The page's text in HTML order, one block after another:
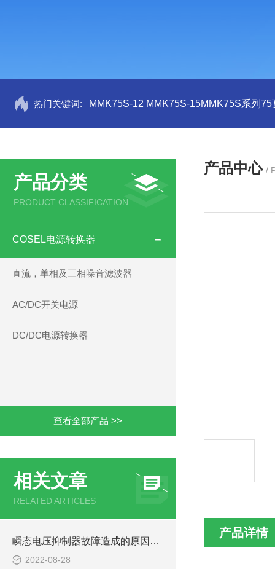
热门关键词: MMK75S-12 MMK75S-15MMK75S系列
产品分类
PRODUCT CLASSIFICATION
COSEL电源转换器
直流，单相及三相噪音滤波器
AC/DC开关电源
DC/DC电源转换器
查看全部产品 >>
相关文章
RELATED ARTICLES
瞬态电压抑制器故障造成的原因是什么呢
2022-08-28
产品中心 /
产品详情